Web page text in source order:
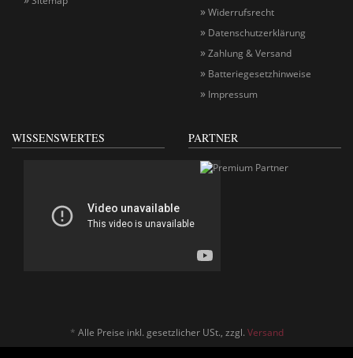
Widerrufsrecht
Datenschutzerklärung
Zahlung & Versand
Batteriegesetzhinweise
Impressum
WISSENSWERTES PARTNER
* Alle Preise inkl. gesetzlicher USt., zzgl. Versand